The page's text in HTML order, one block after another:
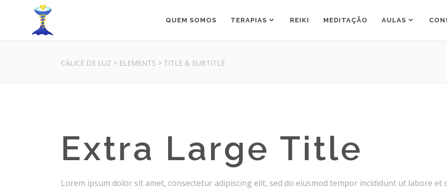
QUEM SOMOS TERAPIAS REIKI MEDITAÇÃO AULAS
CÁLICE DE LUZ > ELEMENTS > TITLE & SUBTITLE
Extra Large Title
Lorem ipsum dolor sit amet, consectetur adipiscing elit, sed do eiusmod tempor incididunt ut labore et